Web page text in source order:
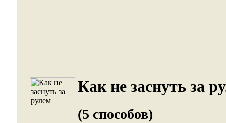
Как не заснуть за
(5 способов)